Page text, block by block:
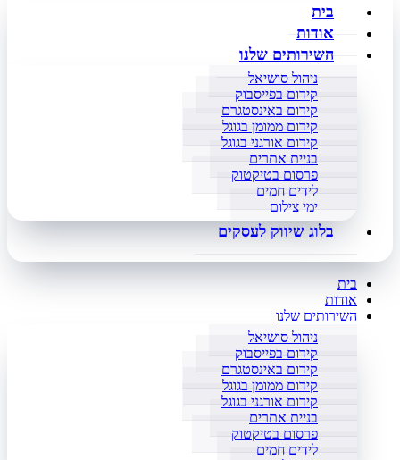
בית
אודות
השירותים שלנו
ניהול סושיאל
קידום בפייסבוק
קידום באינסטגרם
קידום ממומן בגוגל
קידום אורגני בגוגל
בניית אתרים
פרסום בטיקטוק
לידים חמים
ימי צילום
בלוג שיווק לעסקים
בית
אודות
השירותים שלנו
ניהול סושיאל
קידום בפייסבוק
קידום באינסטגרם
קידום ממומן בגוגל
קידום אורגני בגוגל
בניית אתרים
פרסום בטיקטוק
לידים חמים